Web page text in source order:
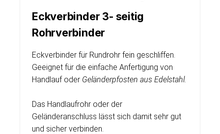
Eckverbinder 3- seitig
Rohrverbinder
Eckverbinder für Rundrohr fein geschliffen.
Geeignet für die einfache Anfertigung von
Handlauf oder Geländerpfosten aus Edelstahl.
Das Handlaufrohr oder der
Geländeranschluss lässt sich damit sehr gut
und sicher verbinden.